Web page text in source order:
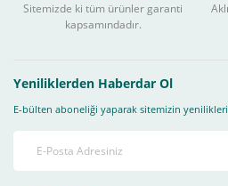
Sitemizde ki tüm ürünler garanti
kapsamındadır.
Yeniliklerden Haberdar Ol
E-bülten aboneliği yaparak sitemizin